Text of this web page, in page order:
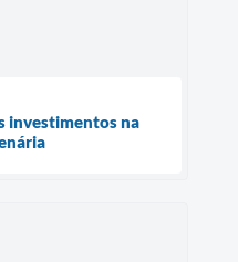
investimentos na